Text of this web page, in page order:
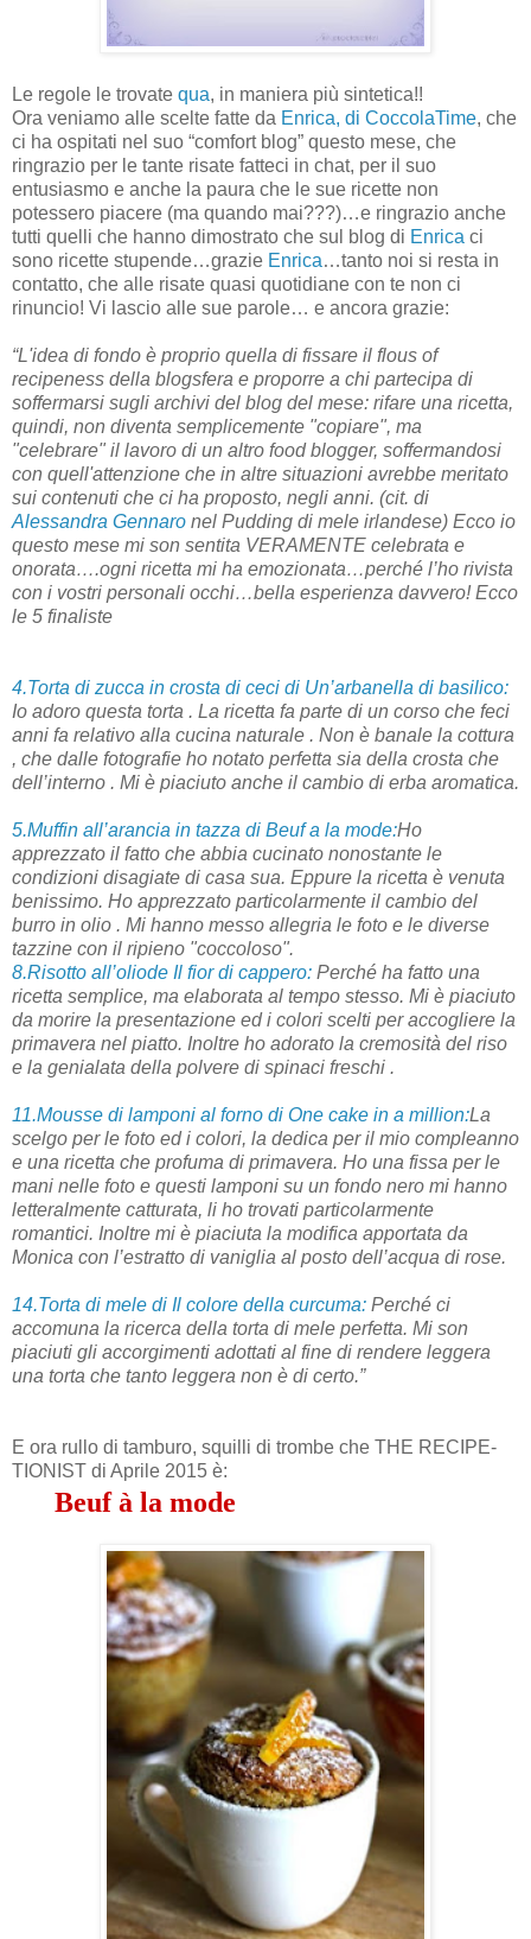
Le regole le trovate qua, in maniera più sintetica!!
Ora veniamo alle scelte fatte da Enrica, di CoccolaTime, che
ci ha ospitati nel suo “comfort blog” questo mese, che
ringrazio per le tante risate fatteci in chat, per il suo
entusiasmo e anche la paura che le sue ricette non
potessero piacere (ma quando mai???)…e ringrazio anche
tutti quelli che hanno dimostrato che sul blog di Enrica ci
sono ricette stupende…grazie Enrica…tanto noi si resta in
contatto, che alle risate quasi quotidiane con te non ci
rinuncio! Vi lascio alle sue parole… e ancora grazie:
“L'idea di fondo è proprio quella di fissare il flous of
recipeness della blogsfera e proporre a chi partecipa di
soffermarsi sugli archivi del blog del mese: rifare una ricetta,
quindi, non diventa semplicemente "copiare", ma
"celebrare" il lavoro di un altro food blogger, soffermandosi
con quell'attenzione che in altre situazioni avrebbe meritato
sui contenuti che ci ha proposto, negli anni. (cit. di
Alessandra Gennaro nel Pudding di mele irlandese) Ecco io
questo mese mi son sentita VERAMENTE celebrata e
onorata….ogni ricetta mi ha emozionata…perché l’ho rivista
con i vostri personali occhi…bella esperienza davvero! Ecco
le 5 finaliste
4.Torta di zucca in crosta di ceci di Un’arbanella di basilico:
Io adoro questa torta . La ricetta fa parte di un corso che feci
anni fa relativo alla cucina naturale . Non è banale la cottura
, che dalle fotografie ho notato perfetta sia della crosta che
dell’interno . Mi è piaciuto anche il cambio di erba aromatica.
5.Muffin all’arancia in tazza di Beuf a la mode:Ho
apprezzato il fatto che abbia cucinato nonostante le
condizioni disagiate di casa sua. Eppure la ricetta è venuta
benissimo. Ho apprezzato particolarmente il cambio del
burro in olio . Mi hanno messo allegria le foto e le diverse
tazzine con il ripieno "coccoloso".
8.Risotto all’oliode Il fior di cappero: Perché ha fatto una
ricetta semplice, ma elaborata al tempo stesso. Mi è piaciuto
da morire la presentazione ed i colori scelti per accogliere la
primavera nel piatto. Inoltre ho adorato la cremosità del riso
e la genialata della polvere di spinaci freschi .
11.Mousse di lamponi al forno di One cake in a million:La
scelgo per le foto ed i colori, la dedica per il mio compleanno
e una ricetta che profuma di primavera. Ho una fissa per le
mani nelle foto e questi lamponi su un fondo nero mi hanno
letteralmente catturata, li ho trovati particolarmente
romantici. Inoltre mi è piaciuta la modifica apportata da
Monica con l’estratto di vaniglia al posto dell’acqua di rose.
14.Torta di mele di Il colore della curcuma: Perché ci
accomuna la ricerca della torta di mele perfetta. Mi son
piaciuti gli accorgimenti adottati al fine di rendere leggera
una torta che tanto leggera non è di certo.”
E ora rullo di tamburo, squilli di trombe che THE RECIPE-
TIONIST di Aprile 2015 è:
Beuf à la mode